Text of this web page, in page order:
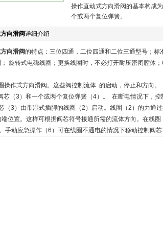
操作直动式方向滑阀的基本构成
个或两个复位弹簧。
向滑阀详细介绍
向滑阀的特点：三位四通，二位四通和二位三通型号；
旋转式电磁线圈；更换线圈时，不必打开耐压密闭腔体
操作式方向滑阀。这些阀控制流体 的启动，停止和方向
（3）和一个或两个复位弹簧（4）。 在断电情况下，
（3）由带湿式插脚的线圈（2）启动。线圈（2）的力通
位置。这样可根据阀芯符号接通所需的流体方向。在线
手动应急操作（6）可在线圈不通电的情况下移动控制阀芯